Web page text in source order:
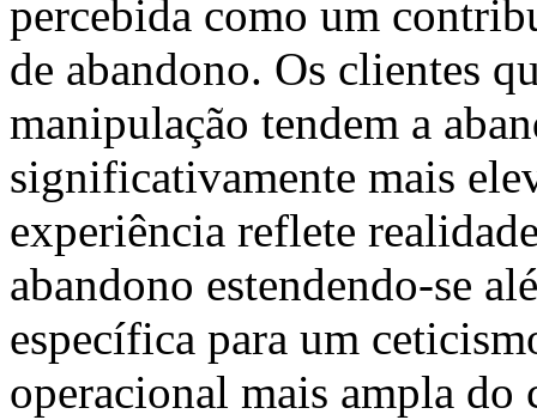
percebida como um
de abandono. Os clientes
manipulação tendem a
significativamente mais
experiência reflete
abandono estendendo-se
específica para um
operacional mais ampla do